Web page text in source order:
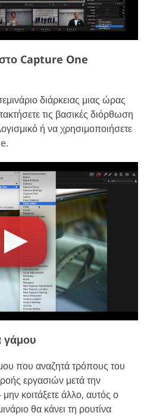
Capture One
διάρκειας μιας ώρας
τις βασικές διόρθωση
ή να χρησιμοποιήσετε
γάμου
που αναζητά τρόπους του
εργασιών μετά την
κοιτάξετε άλλο, αυτός ο
θα κάνει τη ρουτίνα